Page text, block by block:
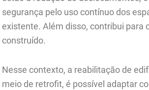
segurança pelo uso contínuo dos
existente. Além disso, contribui para
construído.
Nesse contexto, a reabilitação de
meio de retrofit, é possível adaptar